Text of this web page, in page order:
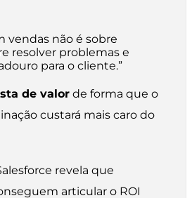
vendas não é sobre
resolver problemas e
para o cliente.”
de valor de forma que o
custará mais caro do
revela que
articular o ROI